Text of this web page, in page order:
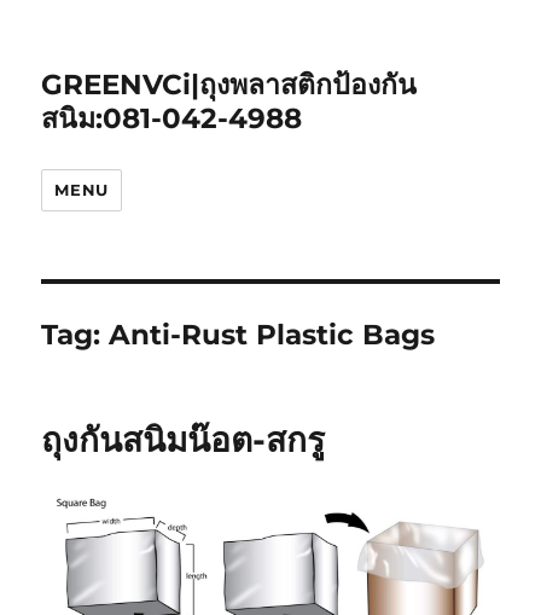
GREENVCi|ถุงพลาสติกป้องกัน
สนิม:081-042-4988
MENU
Tag:Anti-Rust Plastic Bags
ถุงกันสนิมน๊อต-สกรู